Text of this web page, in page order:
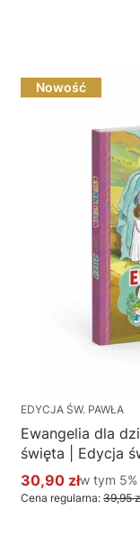
Nowość
EDYCJA ŚW. PAWŁA
Ewangelia dla
święta | Edycja
Cena promocyjna
30,90 złw tym %s
w tym 5%
Cena regularna: 39,95